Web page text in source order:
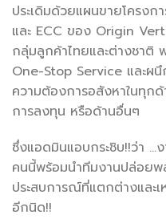
ประเดิมด้วยแผนขายโครงก
และ ECC ของ Origin
กลุ่มลูกค้าไทยและต่างชาติ
One-Stop Service และผ
ความต้องการอสังหาในทุกด้
การลงทุน หรือด้านอื่นๆ
ซึ่งแอดมินแอบกระชิบ!!ว่า …
คนนี้พร้อมนำทีมงานปล่อย
ประสบการณ์ที่แตกต่างและ
อีกนิด!!